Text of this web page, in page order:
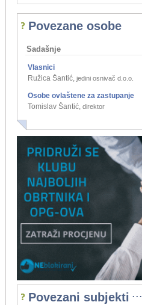
Povezane osobe
Sadašnje
Vlasnici
Ružica Šantić, jedini osnivač d.o.o.
Osobe ovlaštene za zastupanje
Tomislav Šantić, direktor
Povezani subjekti ...